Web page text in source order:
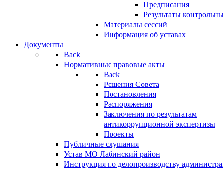
Предписания
Результаты
Материалы сессий
Информация об уставах
Документы
Back
Нормативные правовые акты
Back
Решения Совета
Постановления
Распоряжения
Заключения по результатам
антикоррупционной экспертизы
Проекты
Публичные слушания
Устав МО Лабинский район
Инструкция по делопроизводству